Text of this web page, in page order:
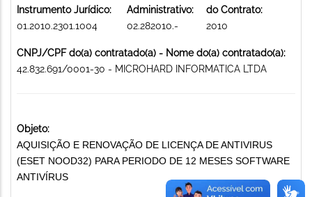
Instrumento Jurídico:
01.2010.2301.1004
Administrativo:
02.282010.-
do Contrato:
2010
CNPJ/CPF do(a) contratado(a) - Nome do(a) contratado(a):
42.832.691/0001-30 - MICROHARD INFORMATICA LTDA
Objeto:
AQUISIÇÃO E RENOVAÇÃO DE LICENÇA DE ANTIVIRUS
(ESET NOOD32) PARA PERIODO DE 12 MESES SOFTWARE
ANTIVÍRUS